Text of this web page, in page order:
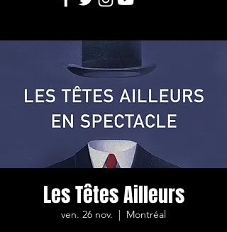
Les Têtes Ailleurs
ven. 26 nov. Montréal